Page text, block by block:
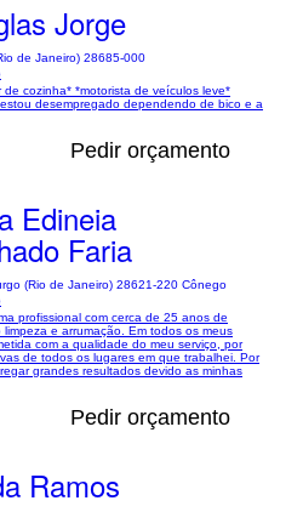
Jorge
de Janeiro) 28685-000
cozinha* *motorista de veículos leve*
desempregado dependendo de bico e a
Pedir orçamento
Edineia
Faria
(Rio de Janeiro) 28621-220 Cônego
profissional com cerca de 25 anos de
e arrumação. Em todos os meus
com a qualidade do meu serviço, por
de todos os lugares em que trabalhei. Por
grandes resultados devido as minhas
Pedir orçamento
Ramos